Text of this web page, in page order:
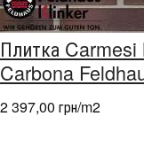
Плитка
Carbona
2 397,00 грн/m2